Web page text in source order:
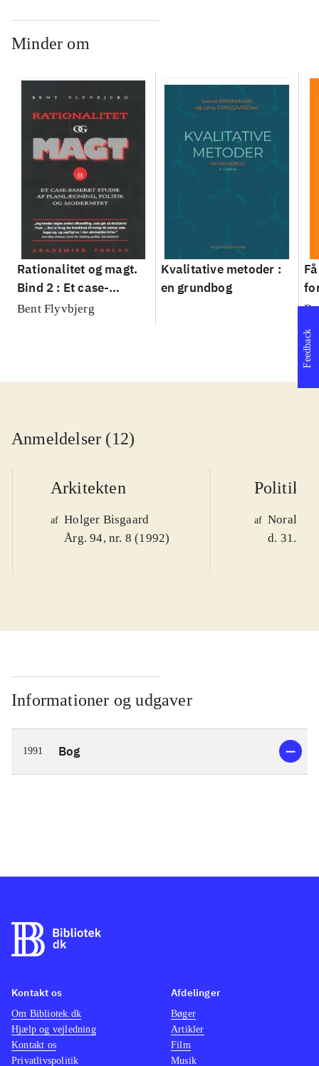
Minder om
Rationalitet og magt.
Bind 2 : Et case-
baseret studie af
Bent Flyvbjerg
Kvalitative metoder :
en grundbog
Anmeldelser (12)
Arkitekten
af Holger Bisgaard
Årg. 94, nr. 8 (1992)
Politiken
af Noralv
d. 31.
Informationer og udgaver
1991 Bog
Feedback
Kontakt os
Om Bibliotek.dk
Hjælp og vejledning
Kontakt os
Privatlivspolitik
Afdelinger
Bøger
Artikler
Film
Musik